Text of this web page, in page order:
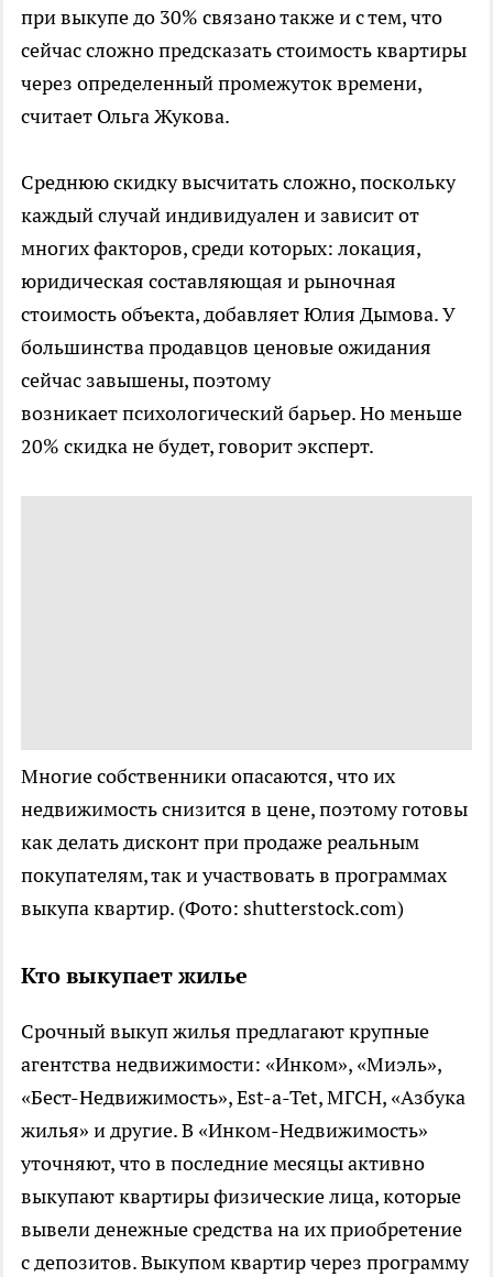
при выкупе до 30% связано также и с тем, что
сейчас сложно предсказать стоимость квартиры
через определенный промежуток времени,
считает Ольга Жукова.
Среднюю скидку высчитать сложно, поскольку
каждый случай индивидуален и зависит от
многих факторов, среди которых: локация,
юридическая составляющая и рыночная
стоимость объекта, добавляет Юлия Дымова. У
большинства продавцов ценовые ожидания
сейчас завышены, поэтому
возникает психологический барьер. Но меньше
20% скидка не будет, говорит эксперт.
Многие собственники опасаются, что их
недвижимость снизится в цене, поэтому готовы
как делать дисконт при продаже реальным
покупателям, так и участвовать в программах
выкупа квартир. (Фото: shutterstock.com)
Кто выкупает жилье
Срочный выкуп жилья предлагают крупные
агентства недвижимости: «Инком», «Миэль»,
«Бест-Недвижимость», Est-a-Tet, МГСН, «Азбука
жилья» и другие. В «Инком-Недвижимость»
уточняют, что в последние месяцы активно
выкупают квартиры физические лица, которые
вывели денежные средства на их приобретение
с депозитов. Выкупом квартир через программу